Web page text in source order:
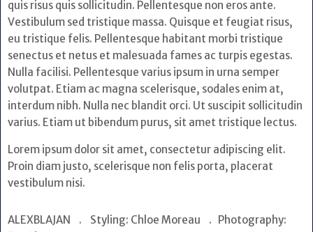
quis risus quis sollicitudin. Pellentesque non eros ante.
Vestibulum sed tristique massa. Quisque et feugiat risus,
eu tristique felis. Pellentesque habitant morbi tristique
senectus et netus et malesuada fames ac turpis egestas.
Nulla facilisi. Pellentesque varius ipsum in urna semper
volutpat. Etiam ac magna scelerisque, sodales enim at,
interdum nibh. Nulla nec blandit orci. Ut suscipit sollicitudin
varius. Etiam ut bibendum purus, sit amet tristique lectus.
Lorem ipsum dolor sit amet, consectetur adipiscing elit.
Proin diam justo, scelerisque non felis porta, placerat
vestibulum nisi.
ALEXBLAJAN . Styling: Chloe Moreau . Photography: